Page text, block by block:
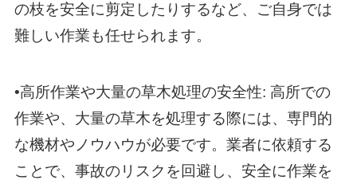
の枝を安全に剪定したりするなど、ご自身では
難しい作業も任せられます。
•高所作業や大量の草木処理の安全性: 高所での
作業や、大量の草木を処理する際には、専門的
な機材やノウハウが必要です。業者に依頼する
ことで、事故のリスクを回避し、安全に作業を